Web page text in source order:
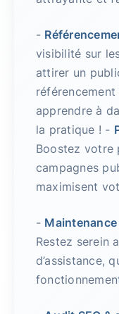
-
visibilité sur
attirer un
apprendre à
la pratique ! -
Boostez votre
campagnes
maximisent
-
Restez serein
d’assistance,